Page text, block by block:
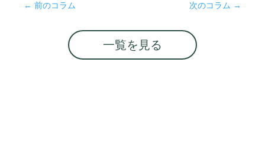
← 前のコラム 次のコラム →
一覧を見る